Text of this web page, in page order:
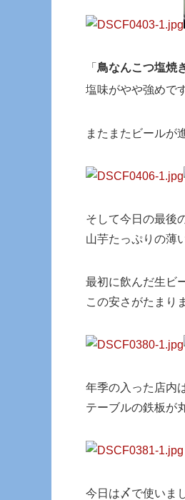
「 鳥なんこつ塩焼
塩味がやや強めで
またまたビールが
そして今日の最後
山芋たっぷりの薄
最初に飲んだ生ビ
この安さがたまり
年季の入った店内
テーブルの鉄板が
今日は〆で使いま